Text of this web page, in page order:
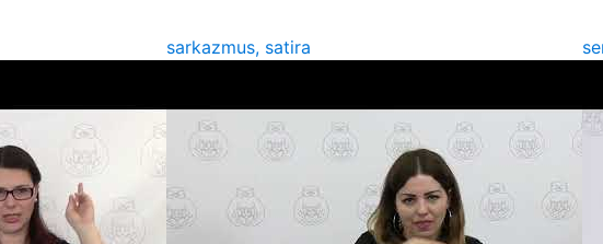
sarkazmus, satira